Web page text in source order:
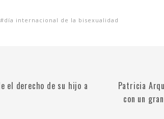
día internacional de la bisexualidad
el derecho de su hijo a
Patricia
con un